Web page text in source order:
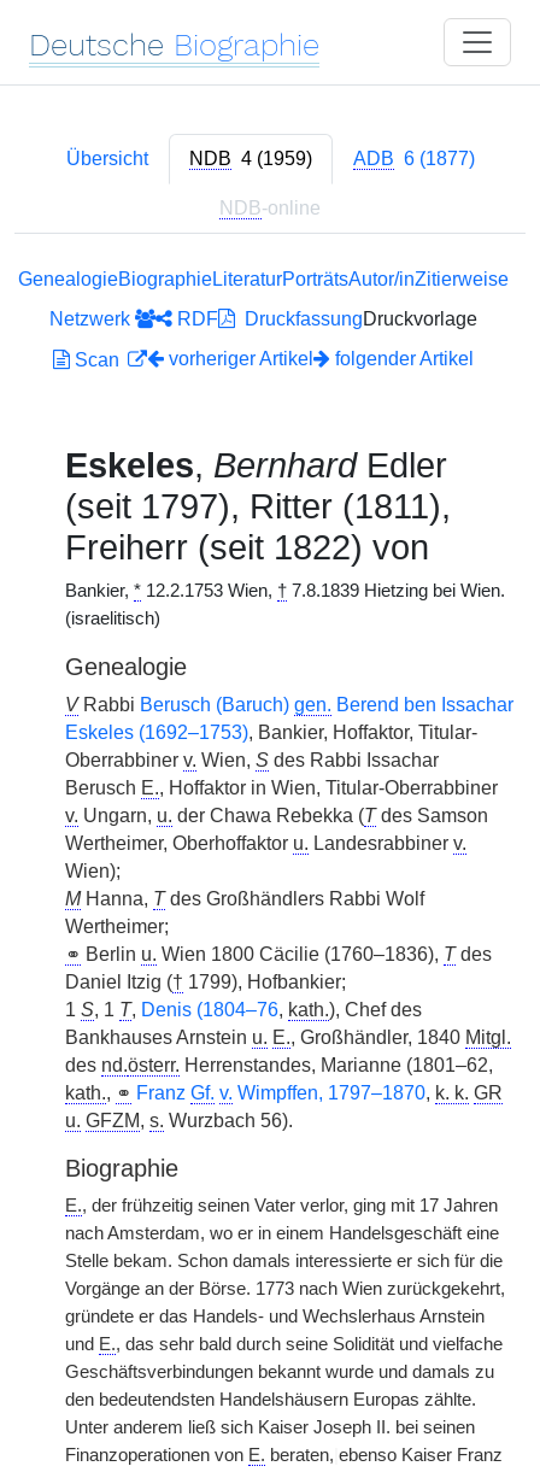
Deutsche Biographie
Übersicht NDB 4 (1959) ADB 6 (1877)
NDB-online
GenealogieBiographieLiteraturPorträtsAutor/inZitierweise
Netzwerk
RDF DruckfassungDruckvorlage
Scan
vorheriger Artikel folgender Artikel
Eskeles, BernhardEdler
(seit 1797), Ritter (1811),
Freiherr (seit 1822) von
Bankier, * 12.2.1753 Wien, † 7.8.1839 Hietzing bei Wien.
(israelitisch)
Genealogie
VRabbi Berusch (Baruch) gen. Berend ben Issachar
Eskeles (1692–1753), Bankier, Hoffaktor, Titular-
Oberrabbiner v. Wien, S des Rabbi Issachar
Berusch E., Hoffaktor in Wien, Titular-Oberrabbiner
v. Ungarn, u. der Chawa Rebekka (Tdes Samson
Wertheimer, Oberhoffaktor u. Landesrabbiner v.
Wien);
MHanna, Tdes Großhändlers Rabbi Wolf
Wertheimer;
⚭ Berlin u. Wien 1800 Cäcilie (1760–1836), Tdes
Daniel Itzig († 1799), Hofbankier;
1 S, 1 T, Denis (1804–76, kath.), Chef des
Bankhauses Arnstein u. E., Großhändler, 1840 Mitgl.
des nd.österr. Herrenstandes, Marianne (1801–62,
kath., ⚭ Franz Gf. v. Wimpffen, 1797–1870, k. k. GR
u. GFZM, s. Wurzbach 56).
Biographie
E., der frühzeitig seinen Vater verlor, ging mit 17 Jahren
nach Amsterdam, wo er in einem Handelsgeschäft eine
Stelle bekam. Schon damals interessierte er sich für die
Vorgänge an der Börse. 1773 nach Wien zurückgekehrt,
gründete er das Handels- und Wechslerhaus Arnstein
und E., das sehr bald durch seine Solidität und vielfache
Geschäftsverbindungen bekannt wurde und damals zu
den bedeutendsten Handelshäusern Europas zählte.
Unter anderem ließ sich Kaiser Joseph II. bei seinen
Finanzoperationen von E. beraten, ebenso Kaiser Franz